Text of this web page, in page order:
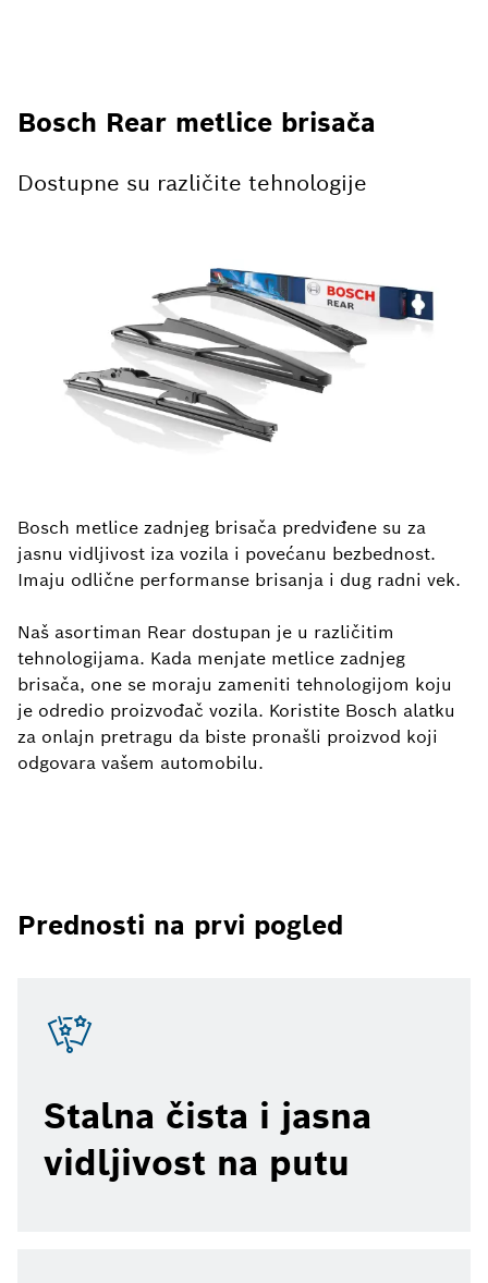
Bosch Rear metlice brisača
Dostupne su različite tehnologije
Bosch metlice zadnjeg brisača predviđene su za
jasnu vidljivost iza vozila i povećanu bezbednost.
Imaju odlične performanse brisanja i dug radni vek.
Naš asortiman Rear dostupan je u različitim
tehnologijama. Kada menjate metlice zadnjeg
brisača, one se moraju zameniti tehnologijom koju
je odredio proizvođač vozila. Koristite Bosch alatku
za onlajn pretragu da biste pronašli proizvod koji
odgovara vašem automobilu.
Prednosti na prvi pogled
Stalna čista i jasna
vidljivost na putu